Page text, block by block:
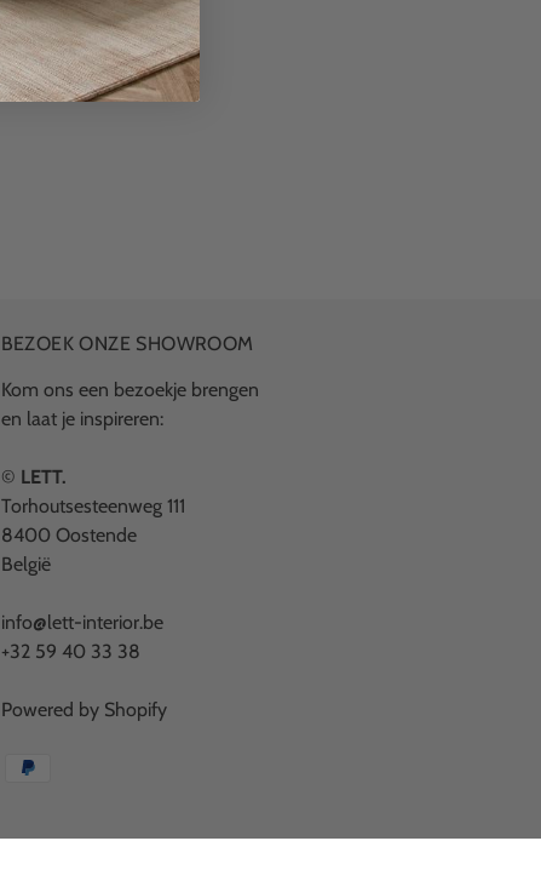
BEZOEK ONZE SHOWROOM
Kom ons een bezoekje brengen
en laat je inspireren:
© LETT.
Torhoutsesteenweg 111
8400 Oostende
België
info@lett-interior.be
+32 59 40 33 38
Powered by Shopify